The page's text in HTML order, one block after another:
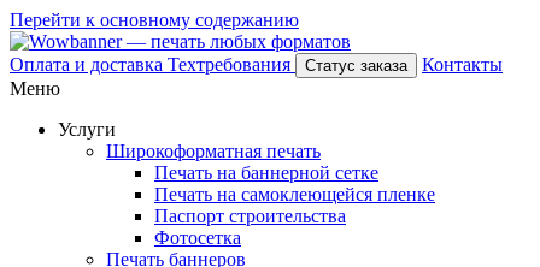
Перейти к основному содержанию
Оплата и доставка Техтребования Статус заказа
Контакты
Меню
Услуги
Широкоформатная печать
Печать на баннерной сетке
Печать на самоклеющейся пленке
Паспорт строительства
Фотосетка
Печать баннеров